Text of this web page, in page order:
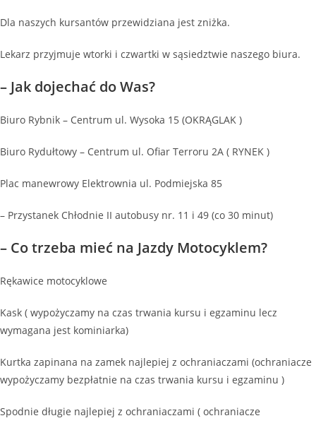
Dla naszych kursantów przewidziana jest zniżka.
Lekarz przyjmuje wtorki i czwartki w sąsiedztwie naszego biura.
– Jak dojechać do Was?
Biuro Rybnik – Centrum ul. Wysoka 15 (OKRĄGLAK )
Biuro Rydułtowy – Centrum ul. Ofiar Terroru 2A ( RYNEK )
Plac manewrowy Elektrownia ul. Podmiejska 85
– Przystanek Chłodnie II autobusy nr. 11 i 49 (co 30 minut)
– Co trzeba mieć na Jazdy Motocyklem?
Rękawice motocyklowe
Kask ( wypożyczamy na czas trwania kursu i egzaminu lecz
wymagana jest kominiarka)
Kurtka zapinana na zamek najlepiej z ochraniaczami (ochraniacze
wypożyczamy bezpłatnie na czas trwania kursu i egzaminu )
Spodnie długie najlepiej z ochraniaczami ( ochraniacze